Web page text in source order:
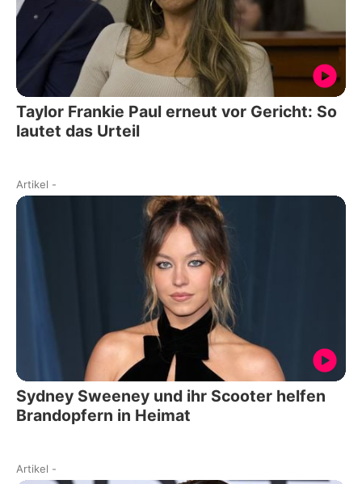
Taylor Frankie Paul erneut vor Gericht: So
lautet das Urteil
Artikel -
Sydney Sweeney und ihr Scooter helfen
Brandopfern in Heimat
Artikel -